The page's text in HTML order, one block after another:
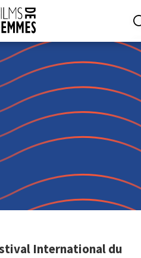
International du